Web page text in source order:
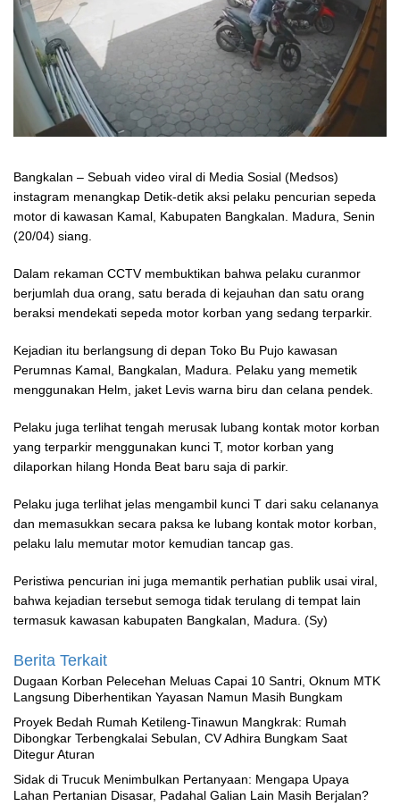
Bangkalan – Sebuah video viral di Media Sosial (Medsos)
instagram menangkap Detik-detik aksi pelaku pencurian sepeda
motor di kawasan Kamal, Kabupaten Bangkalan. Madura, Senin
(20/04) siang.
Dalam rekaman CCTV membuktikan bahwa pelaku curanmor
berjumlah dua orang, satu berada di kejauhan dan satu orang
beraksi mendekati sepeda motor korban yang sedang terparkir.
Kejadian itu berlangsung di depan Toko Bu Pujo kawasan
Perumnas Kamal, Bangkalan, Madura. Pelaku yang memetik
menggunakan Helm, jaket Levis warna biru dan celana pendek.
Pelaku juga terlihat tengah merusak lubang kontak motor korban
yang terparkir menggunakan kunci T, motor korban yang
dilaporkan hilang Honda Beat baru saja di parkir.
Pelaku juga terlihat jelas mengambil kunci T dari saku celananya
dan memasukkan secara paksa ke lubang kontak motor korban,
pelaku lalu memutar motor kemudian tancap gas.
Peristiwa pencurian ini juga memantik perhatian publik usai viral,
bahwa kejadian tersebut semoga tidak terulang di tempat lain
termasuk kawasan kabupaten Bangkalan, Madura. (Sy)
Berita Terkait
‎Dugaan Korban Pelecehan Meluas Capai 10 Santri, Oknum MTK
Langsung Diberhentikan Yayasan Namun Masih Bungkam
Proyek Bedah Rumah Ketileng-Tinawun Mangkrak: Rumah
Dibongkar Terbengkalai Sebulan, CV Adhira Bungkam Saat
Ditegur Aturan
‎Sidak di Trucuk Menimbulkan Pertanyaan: Mengapa Upaya
Lahan Pertanian Disasar, Padahal Galian Lain Masih Berjalan?